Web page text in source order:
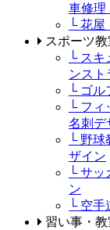
車修理
└ 花
スポーツ教
└ スキ
ンスト
└ ゴ
└ フ
名刺デ
└ 野
ザイン
└ サッ
ン
└ 空手
習い事・